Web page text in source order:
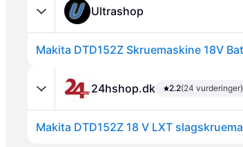
Ultrashop
24hshop.dk 2.2(24 vurderinger)